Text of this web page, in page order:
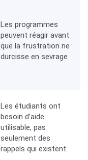
Les programmes
peuvent réagir avant
que la frustration ne
durcisse en sevrage
Les étudiants ont
besoin d’aide
utilisable, pas
seulement des
rappels qui existent